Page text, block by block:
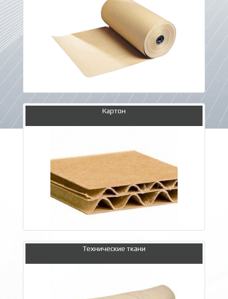
Картон
Технические ткани